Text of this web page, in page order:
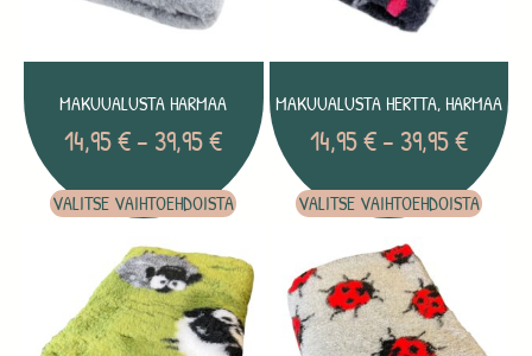
MAKUUALUSTA HARMAA
14,95€– 39,95€
VALITSE VAIHTOEHDOISTA
MAKUUALUSTA HERTTA, HARMAA
14,95€ – 39,95€
VALITSE VAIHTOEHDOISTA